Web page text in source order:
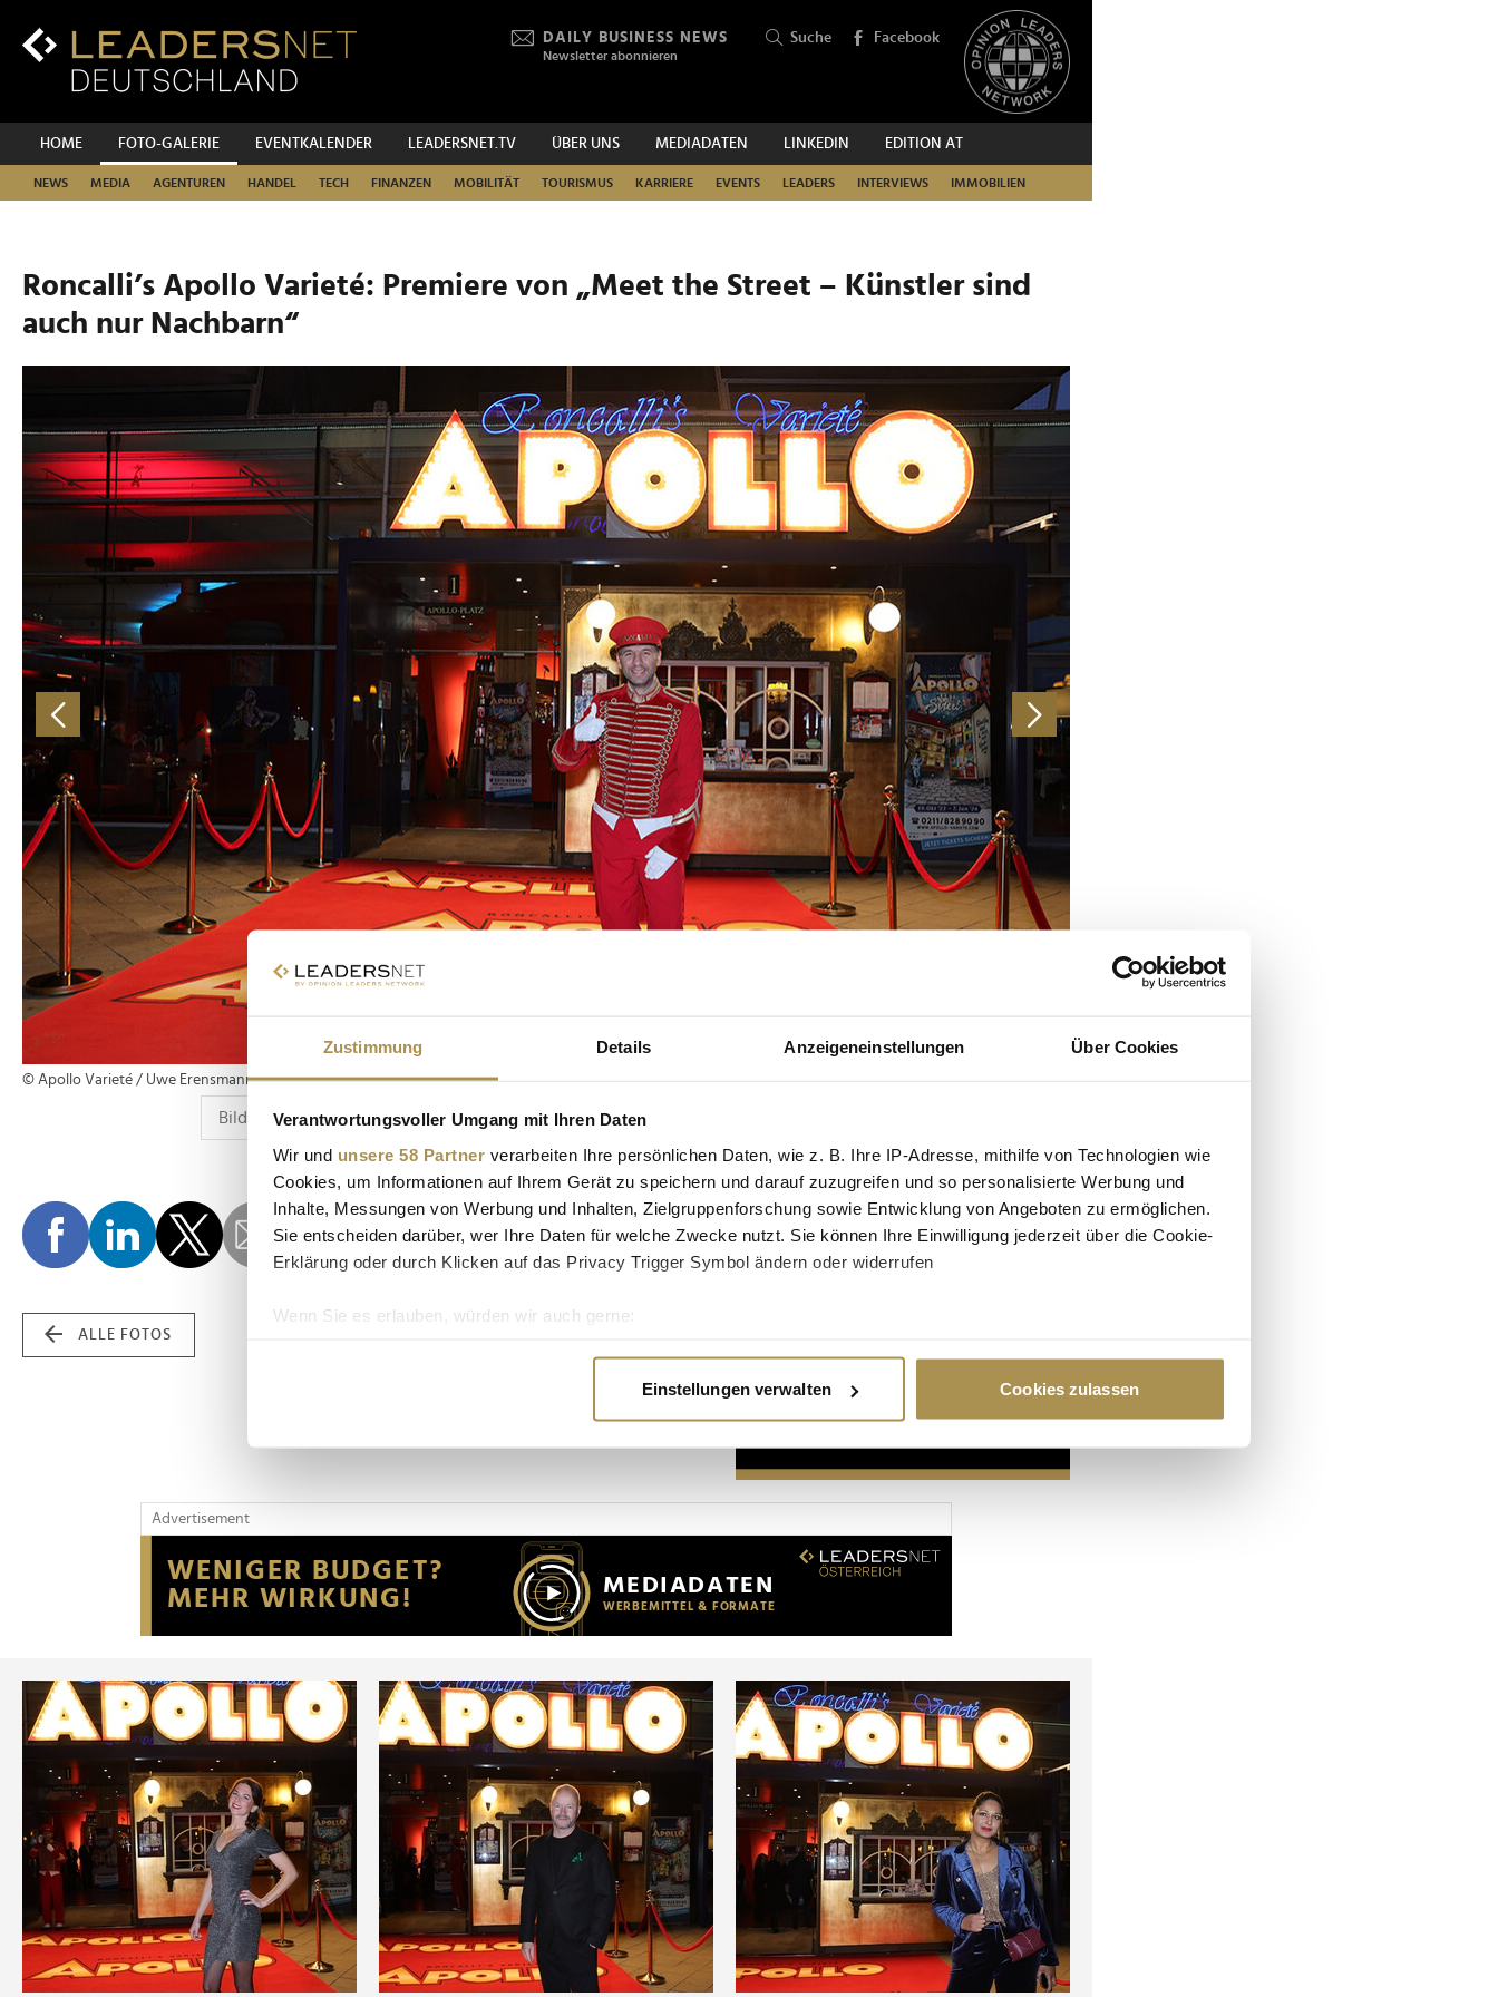
Zustimmung Details Anzeigeneinstellungen Über Cookies
Verantwortungsvoller Umgang mit Ihren Daten
Wir und unsere 58 Partner verarbeiten Ihre persönlichen Daten, wie z. B. Ihre IP-Adresse, mithilfe von Technologien wie
Cookies, um Informationen auf Ihrem Gerät zu speichern und darauf zuzugreifen und so personalisierte Werbung und
Inhalte, Messungen von Werbung und Inhalten, Zielgruppenforschung sowie Entwicklung von Angeboten zu ermöglichen.
Sie entscheiden darüber, wer Ihre Daten für welche Zwecke nutzt. Sie können Ihre Einwilligung jederzeit über die Cookie-
Erklärung oder durch Klicken auf das Privacy Trigger Symbol ändern oder widerrufen
Wenn Sie es erlauben, würden wir auch gerne:
Erfahren Sie mehr darüber, wie Ihre persönlichen Daten verarbeitet werden, und legen Sie Ihre Präferenzen im
Wir verwenden Cookies, um Inhalte und Anzeigen zu personalisieren, Funktionen für soziale Medien anbieten zu können
Website an unsere Partner für soziale Medien, Werbung und Analysen weiter. Unsere Partner führen diese Informationen
möglicherweise mit weiteren Daten zusammen, die Sie ihnen bereitgestellt haben oder die sie im Rahmen Ihrer Nutzung
der Dienste gesammelt haben.
Einstellungen verwalten Cookies zulassen
Inhalt
Hauptnavigation
DAILY BUSINESS NEWS
Newsletter abonnieren
Suche Facebook
HOME FOTO-GALERIE EVENTKALENDER LEADERSNET.TV ÜBER UNS MEDIADATEN LINKEDIN EDITION AT
NEWS MEDIA AGENTUREN HANDEL TECH FINANZEN MOBILITÄT TOURISMUS KARRIERE EVENTS LEADERS INTERVIEWS IMMOBILIEN
SUCHEN
Roncalli’s Apollo Varieté: Premiere von „Meet the Street – Künstler sind
auch nur Nachbarn“
© Apollo Varieté / Uwe Erensmann
ALLE FOTOS
Advertisement
Advertisement